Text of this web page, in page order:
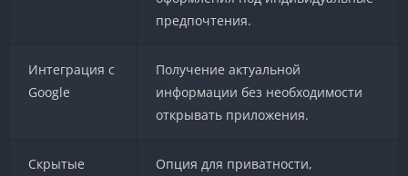
предпочтения.
Интеграция с
Google
Получение актуальной
информации без необходимости
открывать приложения.
Скрытые
Опция для приватности,